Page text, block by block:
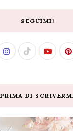
SEGUIMI!
PRIMA DI